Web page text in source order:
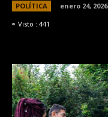
POLÍTICA
enero 24, 2026
Visto : 441